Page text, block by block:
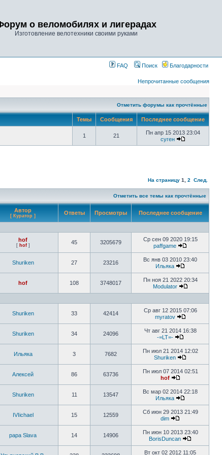
о веломобилях и лигерадах
Изготовление велотехники своими руками
FAQ Поиск Благодарности
Непрочитанные сообщения
Отметить форумы как прочтённые
Темы Сообщения Последнее сообщение
1 21
Пн апр 15 2013 23:04
суген
На страницу 1 2 След.
Отметить все темы как прочтённые
Автор
[ Куратор ] Ответы Просмотры Последнее сообщение
hof
[ hof] 45 3205679
Ср сен 09 2020 19:15
paffgame
Shuriken 27 23216
Вс янв 03 2010 23:40
Ильяка
hof 108 3748017
Пн ноя 21 2022 20:34
Modulator
Shuriken 33 42414
Ср авг 12 2015 07:06
myratov
Shuriken 34 24096
Чт авг 21 2014 16:38
-=LT=-
Ильяка 3 7682
Пн июл 21 2014 12:02
Shuriken
Алексей 86 63736
Пн июл 07 2014 02:51
hof
Shuriken 11 13547
Вс мар 02 2014 22:18
Ильяка
IVIichael 15 12559
Сб июн 29 2013 21:49
dim
papa Slava 14 14906
Пн июн 10 2013 23:40
BorisDuncan
Вт окт 02 2012 11:05